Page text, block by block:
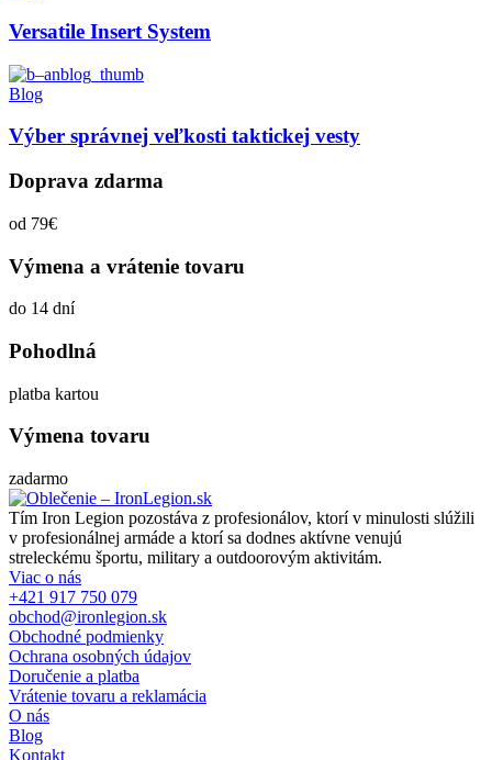
Versatile Insert System
Blog
Výber správnej veľkosti taktickej vesty
Doprava zdarma
od 79€
Výmena a vrátenie tovaru
do 14 dní
Pohodlná
platba kartou
Výmena tovaru
zadarmo
Tím Iron Legion pozostáva z profesionálov, ktorí v minulosti slúžili
v profesionálnej armáde a ktorí sa dodnes aktívne venujú
streleckému športu, military a outdoorovým aktivitám.
Viac o nás
+421 917 750 079
obchod@ironlegion.sk
Obchodné podmienky
Ochrana osobných údajov
Doručenie a platba
Vrátenie tovaru a reklamácia
O nás
Blog
Kontakt